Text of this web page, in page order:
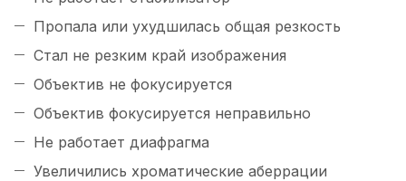
Пропала или ухудшилась общая резкость
Стал не резким край изображения
Объектив не фокусируется
Объектив фокусируется неправильно
Не работает диафрагма
Увеличились хроматические аберрации